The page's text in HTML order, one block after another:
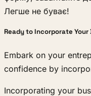
Легше не буває!
Ready to Incorporate
Embark on your
confidence by
Incorporating your